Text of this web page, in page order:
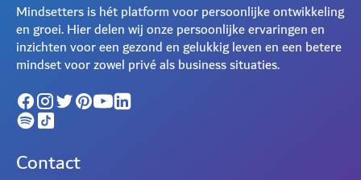
Mindsetters is hét platform voor persoonlijke ontwikkeling
en groei. Hier delen wij onze persoonlijke ervaringen en
inzichten voor een gezond en gelukkig leven en een betere
mindset voor zowel privé als business situaties.
Contact